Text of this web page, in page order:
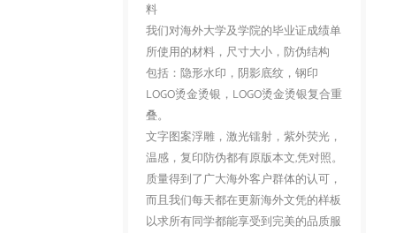
料
我们对海外大学及学院的毕业证成绩单
所使用的材料，尺寸大小，防伪结构
包括：隐形水印，阴影底纹，钢印
LOGO烫金烫银，LOGO烫金烫银复合重
叠。
文字图案浮雕，激光镭射，紫外荧光，
温感，复印防伪都有原版本文,凭对照。
质量得到了广大海外客户群体的认可，
而且我们每天都在更新海外文凭的样板
以求所有同学都能享受到完美的品质服